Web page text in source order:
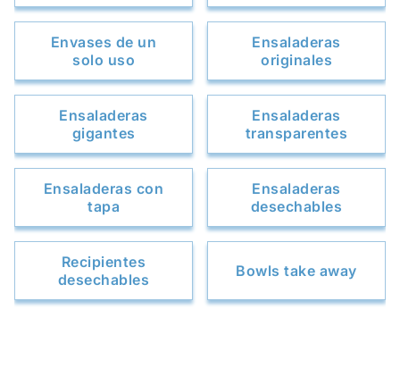
Envases de un
solo uso
Ensaladeras
originales
Ensaladeras
gigantes
Ensaladeras
transparentes
Ensaladeras con
tapa
Ensaladeras
desechables
Recipientes
desechables
Bowls take away